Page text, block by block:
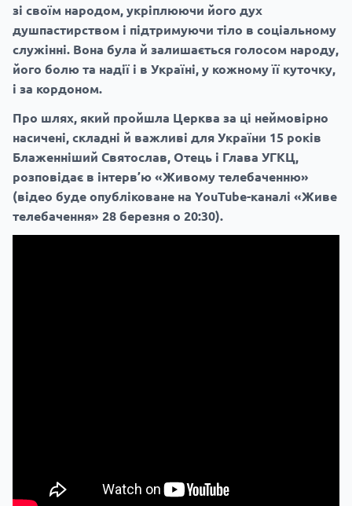
зі своїм народом, укріплюючи його дух
душпастирством і підтримуючи тіло в соціальному
служінні. Вона була й залишається голосом народу,
його болю та надії і в Україні, у кожному її куточку,
і за кордоном.
Про шлях, який пройшла Церква за ці неймовірно
насичені, складні й важливі для України 15 років
Блаженніший Святослав, Отець і Глава УГКЦ,
розповідає в інтерв’ю «Живому телебаченню»
(відео буде опубліковане на YouTube-каналі «Живе
телебачення» 28 березня о 20:30).